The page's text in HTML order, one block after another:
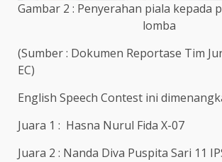
Gambar 2 : Penyerahan piala kepada
lomba
(Sumber : Dokumen Reportase Tim
EC)
English Speech Contest ini
Juara 1 : Hasna Nurul Fida X-07
Juara 2 : Nanda Diva Puspita Sari 11